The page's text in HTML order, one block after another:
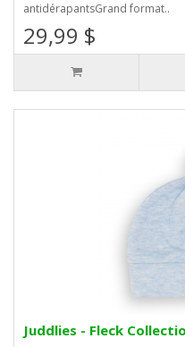
antidérapantsGrand format..
29,99 $
Juddlies - Fleck